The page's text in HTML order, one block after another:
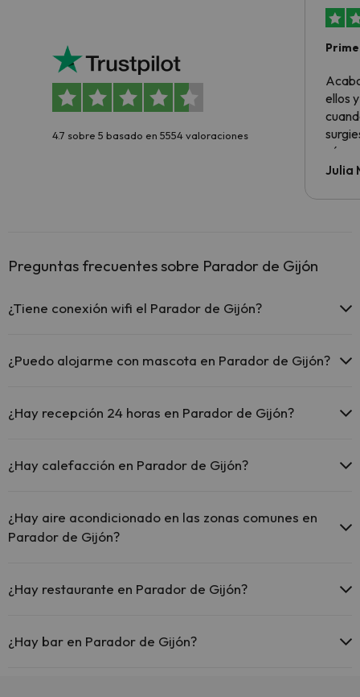
4.7 sobre 5 basado en 5554 valoraciones
ellos
todo
Julia
Preguntas frecuentes sobre Parador de Gijón
¿Tiene conexión wifi el Parador de Gijón?
El Parador de Gijón dispone de Wi-Fi.
¿Puedo alojarme con mascota en Parador de Gijón?
¿Hay recepción 24 horas en Parador de Gijón?
¿Hay calefacción en Parador de Gijón?
¿Hay aire acondicionado en las zonas comunes en
Parador de Gijón?
comunes.
¿Hay restaurante en Parador de Gijón?
¿Hay bar en Parador de Gijón?